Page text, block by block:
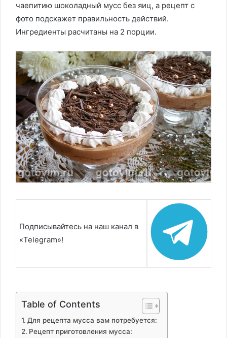
чаепитию шоколадный мусс без яиц, а рецепт с
фото подскажет правильность действий.
Ингредиенты расчитаны на 2 порции.
Подписывайтесь на наш канал в
«Telegram»!
Table of Contents
Для рецепта мусса вам потребуется:
Рецепт приготовления мусса: